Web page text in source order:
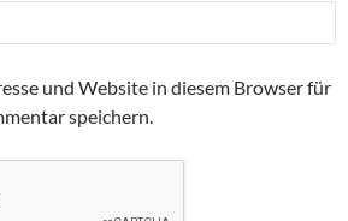
und Website in diesem Browser für
speichern.